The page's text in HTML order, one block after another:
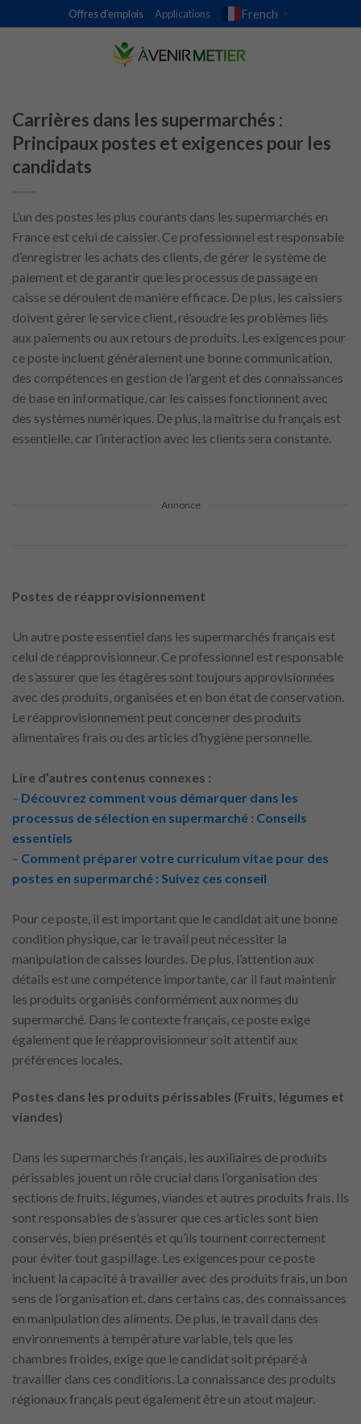
to
Offres d’emplois Applications French ▼
Carrières dans les supermarchés :
Principaux postes et exigences pour les
candidats
L’un des postes les plus courants dans les supermarchés en
France est celui de caissier. Ce professionnel est responsable
d’enregistrer les achats des clients, de gérer le système de
paiement et de garantir que les processus de passage en
caisse se déroulent de manière efficace. De plus, les caissiers
doivent gérer le service client, résoudre les problèmes liés
aux paiements ou aux retours de produits. Les exigences pour
ce poste incluent généralement une bonne communication,
des compétences en gestion de l’argent et des connaissances
de base en informatique, car les caisses fonctionnent avec
des systèmes numériques. De plus, la maîtrise du français est
essentielle, car l’interaction avec les clients sera constante.
Annonce
Postes de réapprovisionnement
Un autre poste essentiel dans les supermarchés français est
celui de réapprovisionneur. Ce professionnel est responsable
de s’assurer que les étagères sont toujours approvisionnées
avec des produits, organisées et en bon état de conservation.
Le réapprovisionnement peut concerner des produits
alimentaires frais ou des articles d’hygiène personnelle.
Lire d’autres contenus connexes :
– Découvrez comment vous démarquer dans les
processus de sélection en supermarché : Conseils
essentiels
– Comment préparer votre curriculum vitae pour des
postes en supermarché : Suivez ces conseil
Pour ce poste, il est important que le candidat ait une bonne
condition physique, car le travail peut nécessiter la
manipulation de caisses lourdes. De plus, l’attention aux
détails est une compétence importante, car il faut maintenir
les produits organisés conformément aux normes du
supermarché. Dans le contexte français, ce poste exige
également que le réapprovisionneur soit attentif aux
préférences locales.
Postes dans les produits périssables (Fruits, légumes et
viandes)
Dans les supermarchés français, les auxiliaires de produits
périssables jouent un rôle crucial dans l’organisation des
sections de fruits, légumes, viandes et autres produits frais. Ils
sont responsables de s’assurer que ces articles sont bien
conservés, bien présentés et qu’ils tournent correctement
pour éviter tout gaspillage. Les exigences pour ce poste
incluent la capacité à travailler avec des produits frais, un bon
sens de l’organisation et, dans certains cas, des connaissances
en manipulation des aliments. De plus, le travail dans des
environnements à température variable, tels que les
chambres froides, exige que le candidat soit préparé à
travailler dans ces conditions. La connaissance des produits
régionaux français peut également être un atout majeur.